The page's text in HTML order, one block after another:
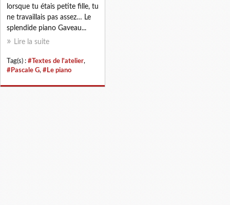
lorsque tu étais petite fille, tu
ne travaillais pas assez… Le
splendide piano Gaveau...
Lire la suite
Tag(s) : #Textes de l'atelier,
#Pascale G, #Le piano